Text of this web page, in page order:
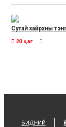
Сутай хайрхны
20 цаг
БИДНИЙ